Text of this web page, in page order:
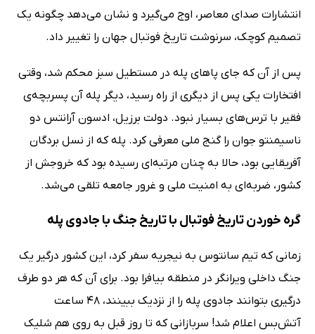
انتشارات صدای معاصر، اوج می‌گیرد و نشان می‌دهد چگونه یک
تصمیم کوچک، سرنوشت تاریخ فوتبال جهان را تغییر داد.
پس از آن که جای پاهای پله در مستطیل سبز محکم شد، وقتی
افتخارات یکی پس از دیگری از راه رسید، دیگر پله آن پسربچه‌ی
فقیر با ترس‌های بسیار نبود. دولت برزیل، ادسون آرانتس دو
ناسیمنتو جوان را گنج ملی معرفی کرد. پله که از نسل بردگان
آفریقایی بود، حالا به چنان مرتبه‌ای رسیده بود که خروجش از
کشور، ضربه‌ای به امنیت ملی و غرور جامعه تلقی می‌شد.
گره خوردن تاریخ فوتبال با تاریخ جنگ با جادوی پله
زمانی که تیم سانتوس به نیجریه سفر کرد، این کشور درگیر یک
جنگ داخلی ویرانگر در منطقه بیافرا بود. برای آن که هر دو طرف
درگیری بتوانند جادوی پله را از نزدیک ببینند، 48 ساعت
آتش‌بس اعلام شد! سربازانی که تا روز قبل به روی هم شلیک